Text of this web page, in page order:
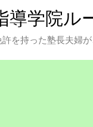
導学院ル
を持った塾長夫婦